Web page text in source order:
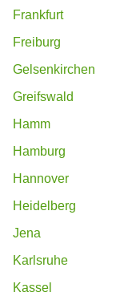
Frankfurt
Freiburg
Gelsenkirchen
Greifswald
Hamm
Hamburg
Hannover
Heidelberg
Jena
Karlsruhe
Kassel